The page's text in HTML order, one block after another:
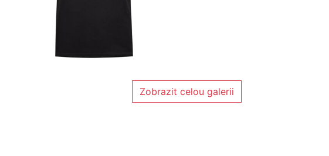
Zobrazit celou galerii